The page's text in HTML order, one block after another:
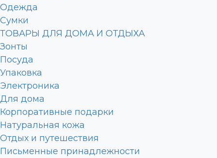
Одежда
Сумки
ТОВАРЫ ДЛЯ ДОМА И ОТДЫХА
Зонты
Посуда
Упаковка
Электроника
Для дома
Корпоративные подарки
Натуральная кожа
Отдых и путешествия
Письменные принадлежности